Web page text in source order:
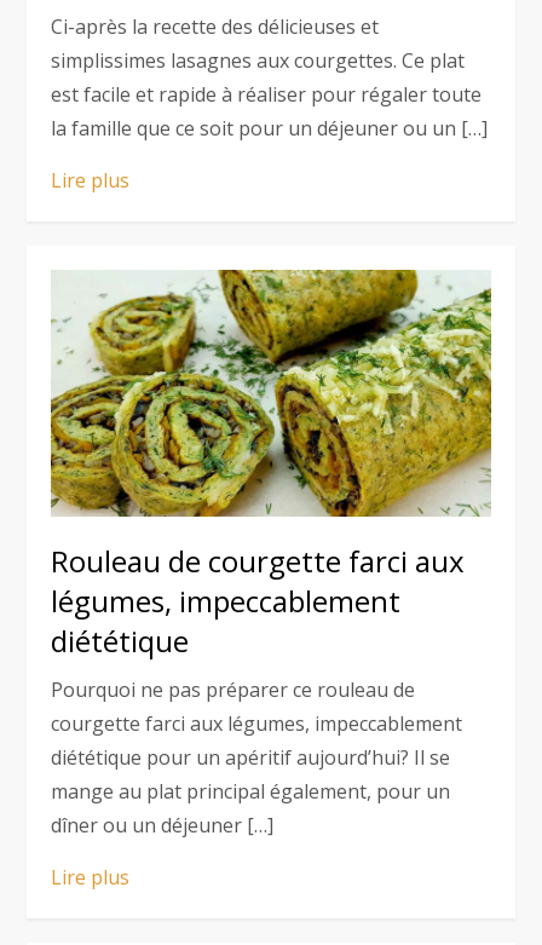
Ci-après la recette des délicieuses et
simplissimes lasagnes aux courgettes. Ce plat
est facile et rapide à réaliser pour régaler toute
la famille que ce soit pour un déjeuner ou un […]
Lire plus
Rouleau de courgette farci aux
légumes, impeccablement
diététique
Pourquoi ne pas préparer ce rouleau de
courgette farci aux légumes, impeccablement
diététique pour un apéritif aujourd’hui? Il se
mange au plat principal également, pour un
dîner ou un déjeuner […]
Lire plus